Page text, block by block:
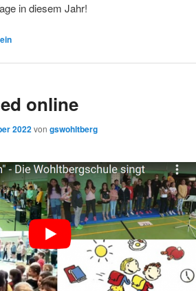
in diesem Jahr!
online
2022von gswohltberg